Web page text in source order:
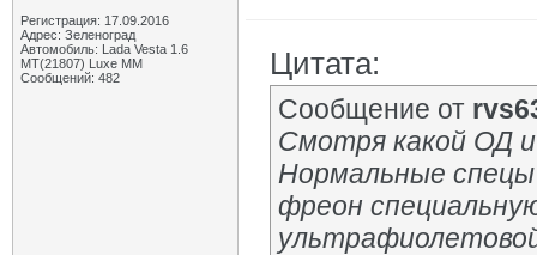
Регистрация: 17.09.2016
Адрес: Зеленоград
Автомобиль: Lada Vesta 1.6
MT(21807) Luxe MM
Сообщений: 482
Цитата:
Сообщение от
Смотря какой ОД
Нормальные спецы
фреон